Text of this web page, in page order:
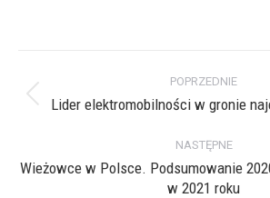
wpisów
POPRZEDNIE
Poprzedni
Lider elektromobilności w gronie
NASTĘPNE
Następny
Wieżowce w Polsce. Podsumowanie
w 2021 roku